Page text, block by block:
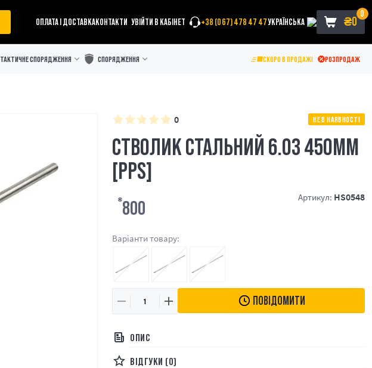
ОПЛАТА І ДОСТАВКАКОНТАКТИ УВІЙТИ В КАБІНЕТ +38 (067) 478 47 47УКРАЇНСЬКА
0
₴0
ТАКТИЧНЕ СПОРЯДЖЕННЯ СПОРЯДЖЕННЯ СКОРО В ПРОДАЖІ РОЗПРОДАЖ
0 НЕ В НАЯВНОСТІ
СТВОЛИК СТАЛЬНИЙ 6.03 450ММ
[PPS]
₴800 Артикул: HS0548
Варіанти товару:
ПОВІДОМИТИ
ОПИС
ВІДГУКИ (0)